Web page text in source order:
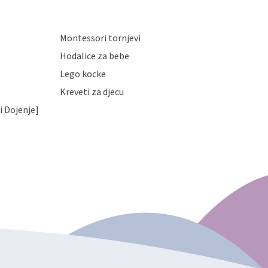
Montessori tornjevi
Hodalice za bebe
Lego kocke
Kreveti za djecu
Dojenje]